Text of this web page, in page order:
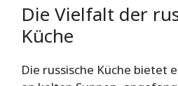
Die Vielfalt der
Küche
Die russische Küche bietet